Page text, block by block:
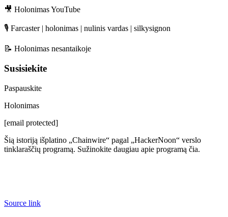
🎥 Holonimas YouTube
🎙️ Farcaster | holonimas | nulinis vardas | silkysignon
📝 Holonimas nesantaikoje
Susisiekite
Paspauskite
Holonimas
[email protected]
Šią istoriją išplatino „Chainwire“ pagal „HackerNoon“ verslo
tinklaraščių programą. Sužinokite daugiau apie programą čia.
Source link